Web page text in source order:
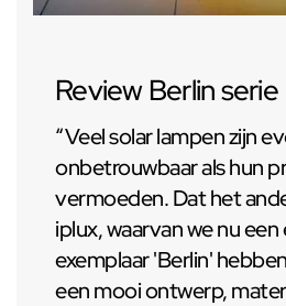
Review Berlin serie
“Veel solar lampen zijn
onbetrouwbaar als hun
vermoeden. Dat het
iplux, waarvan we nu
exemplaar 'Berlin'
een mooi ontwerp,